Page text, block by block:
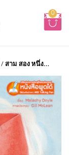
0
/สาม สอง หนึ่ง...